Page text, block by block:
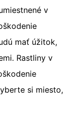
v
mať úžitok,
Rastliny v
si miesto,